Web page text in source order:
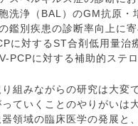
洗浄（BAL）のGM抗原・
鑑別疾患の診断率向上に寄
に対するST合剤低用量治
PCPに対する補助的ステ
組みながらの研究は大変
ていくことのやりがいは
領域の臨床医学の発展と